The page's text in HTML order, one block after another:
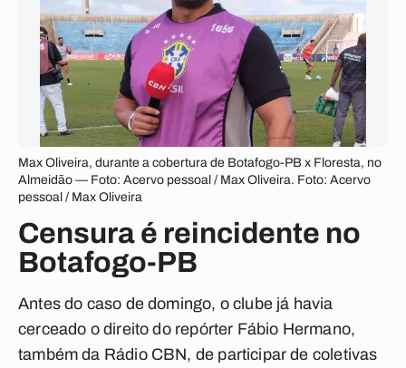
Max Oliveira, durante a cobertura de Botafogo-PB x Floresta, no
Almeidão — Foto: Acervo pessoal / Max Oliveira. Foto: Acervo
pessoal / Max Oliveira
Censura é reincidente no
Botafogo-PB
Antes do caso de domingo, o clube já havia
cerceado o direito do repórter Fábio Hermano,
também da Rádio CBN, de participar de coletivas